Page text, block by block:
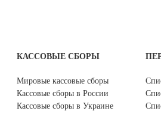
КАССОВЫЕ СБОРЫ
Мировые кассовые сборы
Кассовые сборы в России
Кассовые сборы в Украине